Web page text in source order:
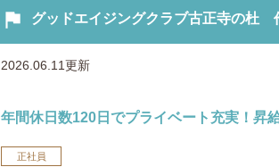
flag グッドエイジングクラブ古正寺の杜
2026.06.11更新
年間休日数120日でプライベート充実！昇
正社員